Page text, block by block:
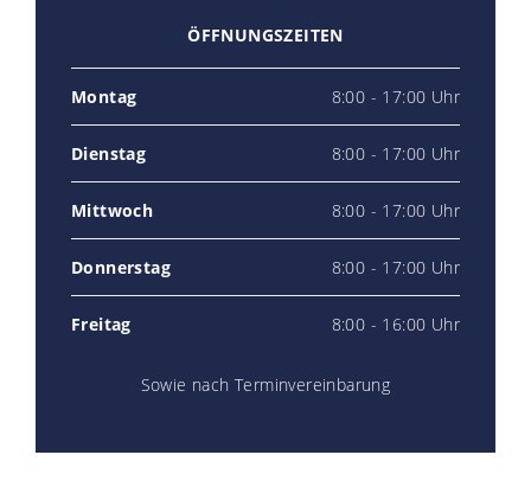
ÖFFNUNGSZEITEN
Montag 8:00 - 17:00 Uhr
Dienstag 8:00 - 17:00 Uhr
Mittwoch 8:00 - 17:00 Uhr
Donnerstag 8:00 - 17:00 Uhr
Freitag 8:00 - 16:00 Uhr
Sowie nach Terminvereinbarung